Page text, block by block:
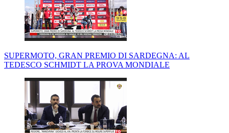
SUPERMOTO, GRAN PREMIO DI SARDEGNA: AL
TEDESCO SCHMIDT LA PROVA MONDIALE